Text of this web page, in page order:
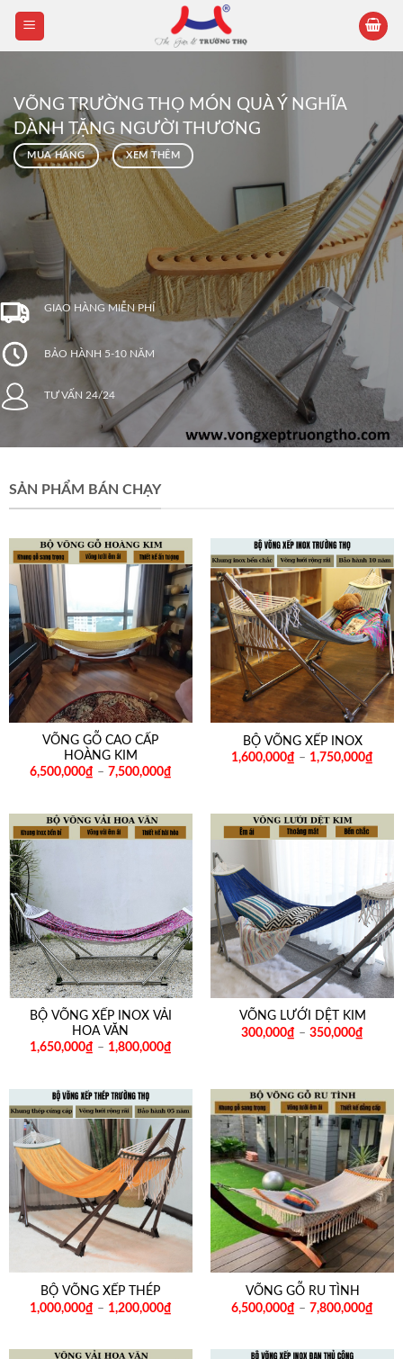
Skip
content
VÕNG TRƯỜNG THỌ MÓN QUÀ Ý NGHĨA
DÀNH TẶNG NGƯỜI THƯƠNG
MUA HÀNG XEM THÊM
GIAO HÀNG MIỄN PHÍ
BẢO HÀNH 5-10 NĂM
TƯ VẤN 24/24
SẢN PHẨM BÁN CHẠY
VÕNG GỖ CAO CẤP
HOÀNG KIM
6,500,000₫ – 7,500,000₫
BỘ VÕNG XẾP INOX
1,600,000₫ – 1,750,000₫
BỘ VÕNG XẾP INOX VẢI
HOA VĂN
1,650,000₫ – 1,800,000₫
VÕNG LƯỚI DỆT KIM
300,000₫ –350,000₫
BỘ VÕNG XẾP THÉP
1,000,000₫ – 1,200,000₫
VÕNG GỖ RU TÌNH
6,500,000₫ –7,800,000₫